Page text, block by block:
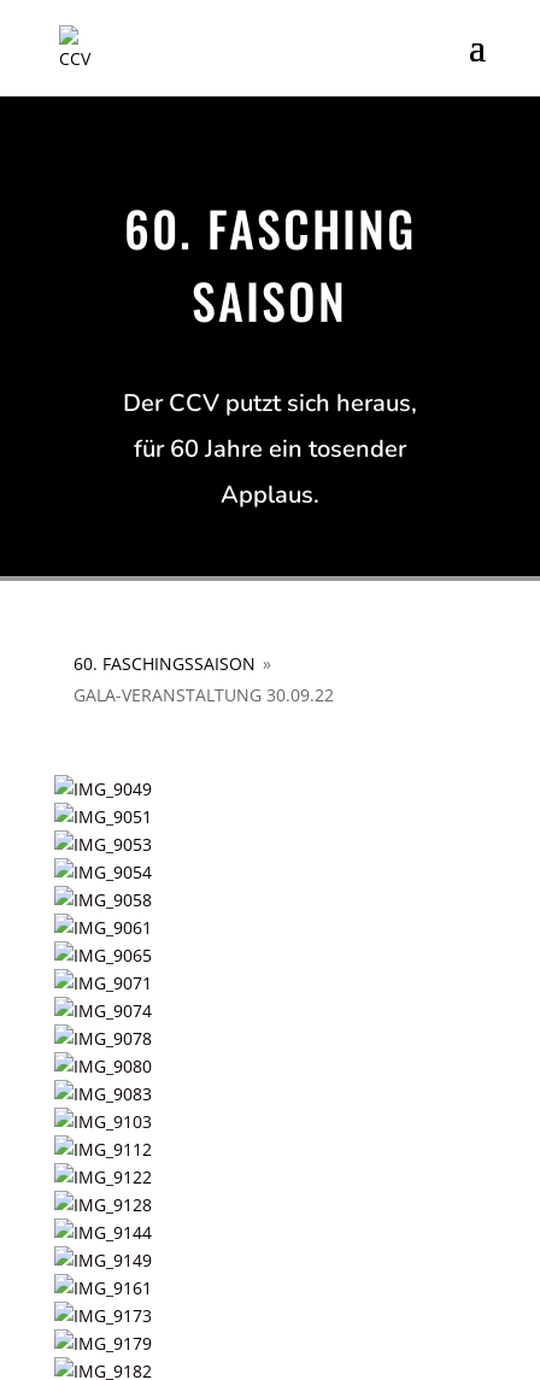
60. FASCHING
SAISON
Der CCV putzt sich heraus,
für 60 Jahre ein tosender
Applaus.
60. FASCHINGSSAISON »
GALA-VERANSTALTUNG 30.09.22